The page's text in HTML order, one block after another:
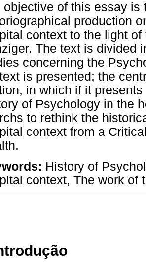
objective of this essay is
production
context to the light
The text is divided
concerning the
is presented; the
in which if it
of Psychology in the
to rethink the
context from a
History of
context, The work of